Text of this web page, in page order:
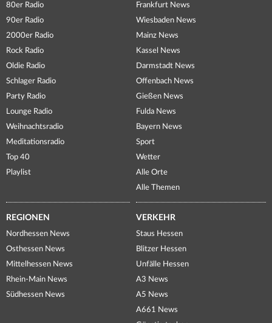
80er Radio
90er Radio
2000er Radio
Rock Radio
Oldie Radio
Schlager Radio
Party Radio
Lounge Radio
Weihnachtsradio
Meditationsradio
Top 40
Playlist
Frankfurt News
Wiesbaden News
Mainz News
Kassel News
Darmstadt News
Offenbach News
Gießen News
Fulda News
Bayern News
Sport
Wetter
Alle Orte
Alle Themen
REGIONEN
Nordhessen News
Osthessen News
Mittelhessen News
Rhein-Main News
Südhessen News
VERKEHR
Staus Hessen
Blitzer Hessen
Unfälle Hessen
A3 News
A5 News
A661 News